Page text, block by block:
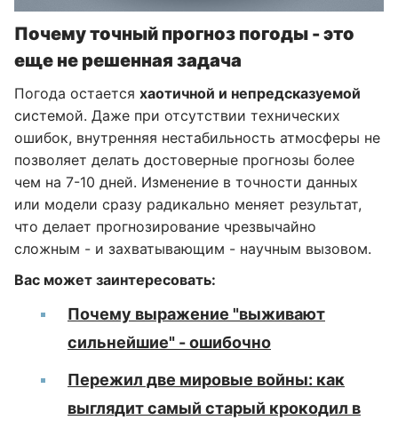
Почему точный прогноз погоды - это
еще не решенная задача
Погода остается хаотичной и непредсказуемой
системой. Даже при отсутствии технических
ошибок, внутренняя нестабильность атмосферы не
позволяет делать достоверные прогнозы более
чем на 7-10 дней. Изменение в точности данных
или модели сразу радикально меняет результат,
что делает прогнозирование чрезвычайно
сложным - и захватывающим - научным вызовом.
Вас может заинтересовать:
Почему выражение "выживают
сильнейшие" - ошибочно
Пережил две мировые войны: как
выглядит самый старый крокодил в